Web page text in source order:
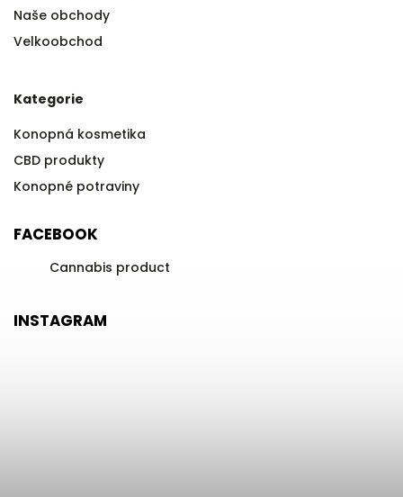
Naše obchody
Velkoobchod
Kategorie
Konopná kosmetika
CBD produkty
Konopné potraviny
FACEBOOK
Cannabis product
INSTAGRAM